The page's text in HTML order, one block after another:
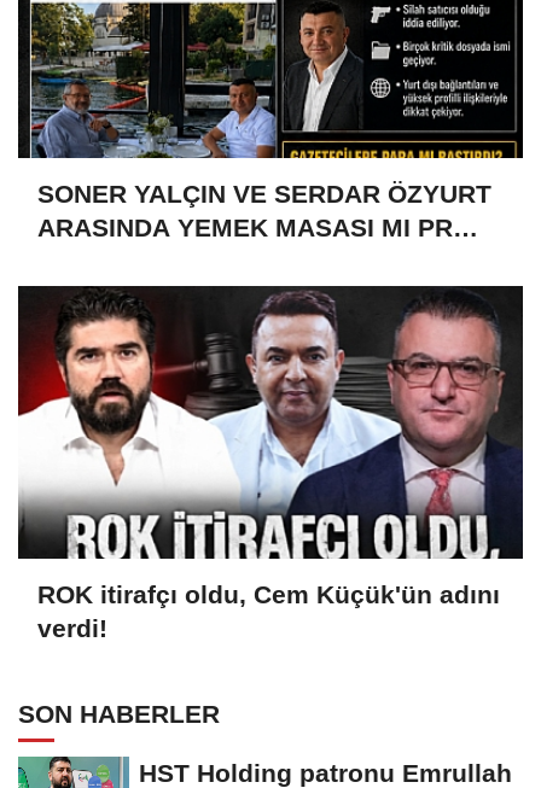
SONER YALÇIN VE SERDAR ÖZYURT
ARASINDA YEMEK MASASI MI PR
ROK itirafçı oldu, Cem Küçük'ün adını
verdi!
SON HABERLER
HST Holding patronu Emrullah